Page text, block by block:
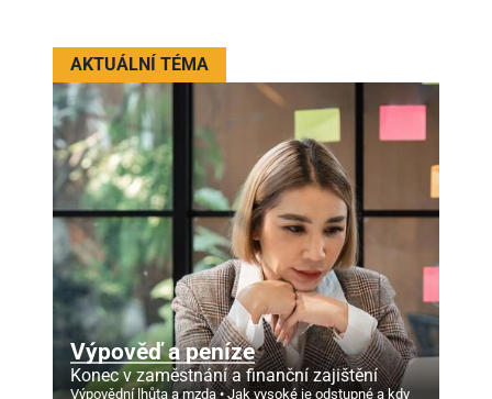
AKTUÁLNÍ TÉMA
Výpověď a peníze
Konec v zaměstnání a finanční zajištění
Výpovědní lhůta a mzda
Jak vysoké je odstupné a kdy